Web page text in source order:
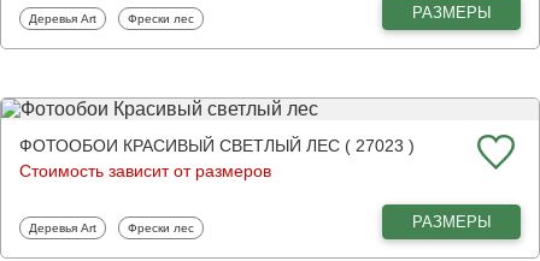
Фотообои
Деревья Art Фотообои
Фрески лес РАЗМЕРЫ
ФОТООБОИ КРАСИВЫЙ СВЕТЛЫЙ ЛЕС ( 27023 )
Стоимость зависит от размеров
Фотообои
Деревья Art Фотообои
Фрески лес РАЗМЕРЫ